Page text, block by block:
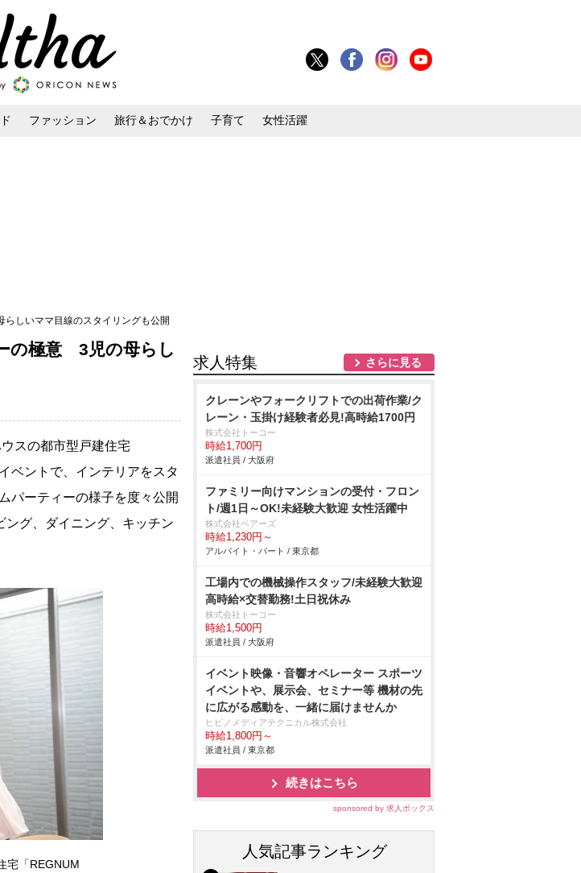
ファッション 旅行＆おでかけ 子育て 女性活躍
しいママ目線のスタイリングも公開
の極意 3児の母らし
スの都市型戸建住宅
ベントで、インテリアをスタ
パーティーの様子を度々公開
ング、ダイニング、キッチン
宅「REGNUM
求人特集 さらに見る
クレーンやフォークリフトでの出荷作業/ク
レーン・玉掛け経験者必見!高時給1700円
株式会社トーコー
時給1,700円
派遣社員 / 大阪府
ファミリー向けマンションの受付・フロン
ト/週1日～OK!未経験大歓迎 女性活躍中
株式会社ベアーズ
時給1,230円～
アルバイト・パート / 東京都
工場内での機械操作スタッフ/未経験大歓迎
高時給×交替勤務!土日祝休み
株式会社トーコー
時給1,500円
派遣社員 / 大阪府
イベント映像・音響オペレーター スポーツ
イベントや、展示会、セミナー等 機材の先
に広がる感動を、一緒に届けませんか
ヒビノメディアテクニカル株式会社
時給1,800円～
派遣社員 / 東京都
続きはこちら
sponsored by 求人ボックス
人気記事ランキング